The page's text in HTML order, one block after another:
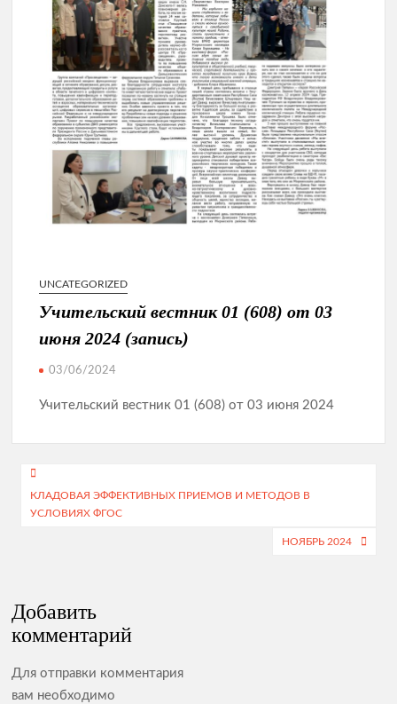
UNCATEGORIZED
Учительский вестник 01 (608) от 03
июня 2024 (запись)
03/06/2024
Учительский вестник 01 (608) от 03 июня 2024
Навигация
поКЛАДОВАЯ ЭФФЕКТИВНЫХ ПРИЕМОВ И МЕТОДОВ В
УСЛОВИЯХ ФГОС
НОЯБРЬ 2024
Добавить
комментарий
Для отправки комментария
вам необходимо